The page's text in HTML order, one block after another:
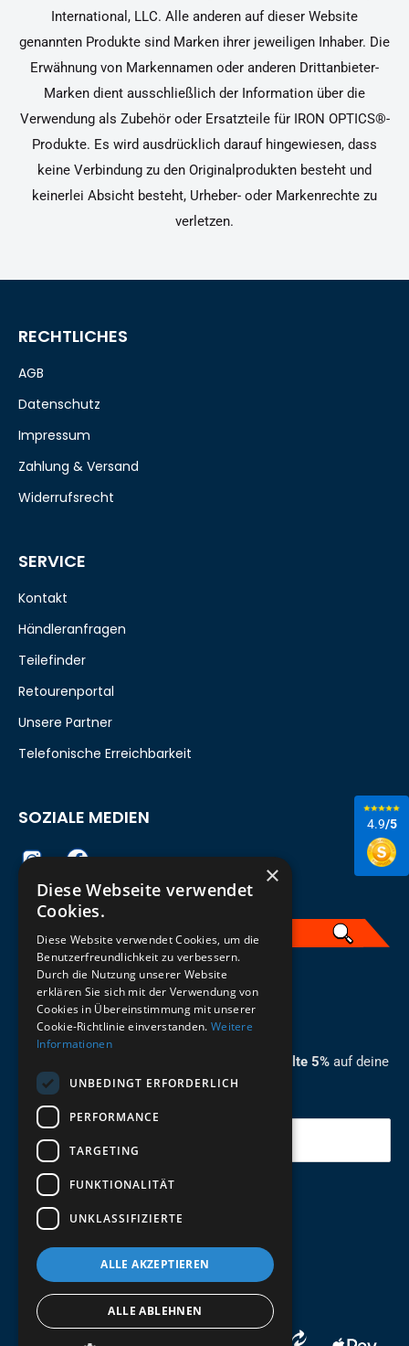
International, LLC. Alle anderen auf dieser Website
genannten Produkte sind Marken ihrer jeweiligen Inhaber. Die
Erwähnung von Markennamen oder anderen Drittanbieter-
Marken dient ausschließlich der Information über die
Verwendung als Zubehör oder Ersatzteile für IRON OPTICS®-
Produkte. Es wird ausdrücklich darauf hingewiesen, dass
keine Verbindung zu den Originalprodukten besteht und
keinerlei Absicht besteht, Urheber- oder Markenrechte zu
verletzen.
4.9/5
ZUM NEWSLETTER ANMELDEN
Melde dich jetzt zum Newsletter an und erhalte 5% auf deine
erste Bestellung.
Deine Email
Abschicken
RECHTLICHES
AGB
Datenschutz
Impressum
Zahlung & Versand
Widerrufsrecht
SERVICE
Kontakt
Händleranfragen
Teilefinder
Retourenportal
Unsere Partner
Telefonische Erreichbarkeit
SOZIALE MEDIEN
German
×
Diese Webseite verwendet
Cookies.
Diese Website verwendet Cookies, um die
Benutzerfreundlichkeit zu verbessern.
Durch die Nutzung unserer Website
erklären Sie sich mit der Verwendung von
Cookies in Übereinstimmung mit unserer
Cookie-Richtlinie einverstanden. Weitere
Informationen
UNBEDINGT ERFORDERLICH
PERFORMANCE
TARGETING
FUNKTIONALITÄT
UNKLASSIFIZIERTE
ALLE AKZEPTIEREN
ALLE ABLEHNEN